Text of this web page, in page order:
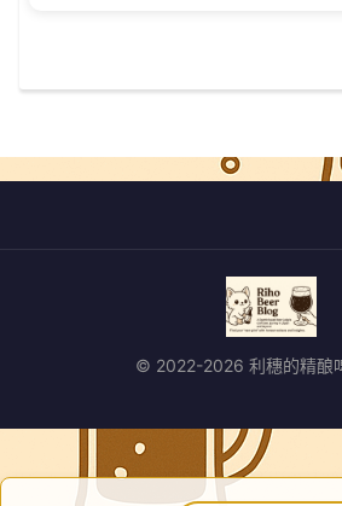
© 2022-2026 利穗的精酿